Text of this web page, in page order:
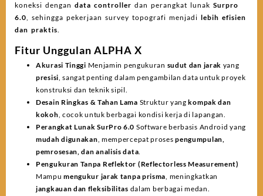
koneksi dengan data controller dan perangkat lunak Surpro
6.0, sehingga pekerjaan survey topografi menjadi lebih efisien
dan praktis.
Fitur Unggulan ALPHA X
Akurasi Tinggi Menjamin pengukuran sudut dan jarak yang
presisi, sangat penting dalam pengambilan data untuk proyek
konstruksi dan teknik sipil.
Desain Ringkas & Tahan Lama Struktur yangkompak dan
kokoh, cocok untuk berbagai kondisi kerja di lapangan.
Perangkat Lunak SurPro 6.0 Software berbasis Android yang
mudah digunakan, mempercepat prosespengumpulan,
pemrosesan, dan analisis data.
Pengukuran Tanpa Reflektor (Reflectorless Measurement)
Mampumengukur jarak tanpa prisma, meningkatkan
jangkauan dan fleksibilitas dalam berbagai medan.